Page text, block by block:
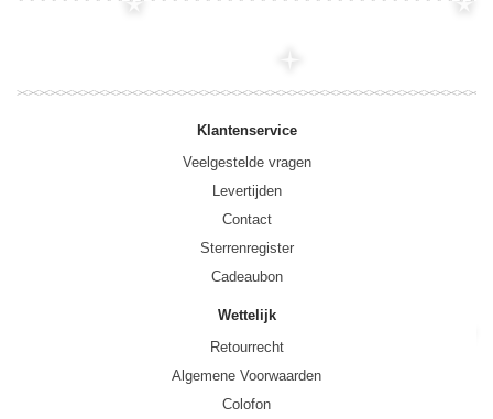
Klantenservice
Veelgestelde vragen
Levertijden
Contact
Sterrenregister
Cadeaubon
Wettelijk
Retourrecht
Algemene Voorwaarden
Colofon